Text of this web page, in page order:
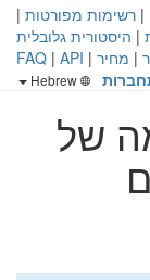
| רשימות מפורטות |
| היסטורית גלובלית
| מחיר |
FAQ | API
של